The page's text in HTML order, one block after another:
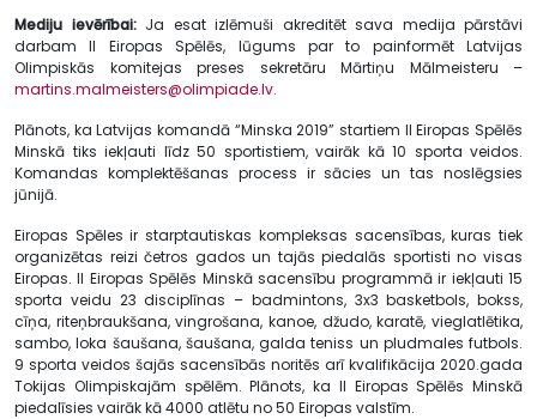
Mediju ievērībai:Ja esat izlēmuši akreditēt sava medija pārstāvi
darbam II Eiropas Spēlēs, lūgums par to painformēt Latvijas
Olimpiskās komitejas preses sekretāru Mārtiņu Mālmeisteru –
martins.malmeisters@olimpiade.lv.
Plānots, ka Latvijas komandā “Minska 2019” startiem II Eiropas Spēlēs
Minskā tiks iekļauti līdz 50 sportistiem, vairāk kā 10 sporta veidos.
Komandas komplektēšanas process ir sācies un tas noslēgsies
jūnijā.
Eiropas Spēles ir starptautiskas kompleksas sacensības, kuras tiek
organizētas reizi četros gados un tajās piedalās sportisti no visas
Eiropas. II Eiropas Spēlēs Minskā sacensību programmā ir iekļauti 15
sporta veidu 23 disciplīnas – badmintons, 3x3 basketbols, bokss,
cīņa, riteņbraukšana, vingrošana, kanoe, džudo, karatē, vieglatlētika,
sambo, loka šaušana, šaušana, galda teniss un pludmales futbols.
9 sporta veidos šajās sacensībās noritēs arī kvalifikācija 2020.gada
Tokijas Olimpiskajām spēlēm. Plānots, ka II Eiropas Spēlēs Minskā
piedalīsies vairāk kā 4000 atlētu no 50 Eiropas valstīm.